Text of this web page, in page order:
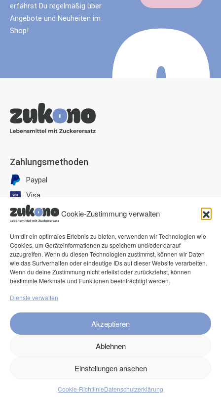
Cookie-Zustimmung verwalten
Um dir ein optimales Erlebnis zu bieten, verwenden wir Technologien wie
Cookies, um Geräteinformationen zu speichern und/oder darauf
zuzugreifen. Wenn du diesen Technologien zustimmst, können wir Daten
wie das Surfverhalten oder eindeutige IDs auf dieser Website verarbeiten.
Wenn du deine Zustimmung nicht erteilst oder zurückziehst, können
bestimmte Merkmale und Funktionen beeinträchtigt werden.
Dienste verwalten
Akzeptieren
Ablehnen
Einstellungen ansehen
Cookie-RichtlinieDatenschutzerklärung
erfährst Du regelmäßig über
Angebote und Neuheiten im
Shop!
Zahlungsmethoden
Paypal
Visa
Mastercard
Klarna Pay now
Klarna Rechnung
Service
Kontakt
Versand